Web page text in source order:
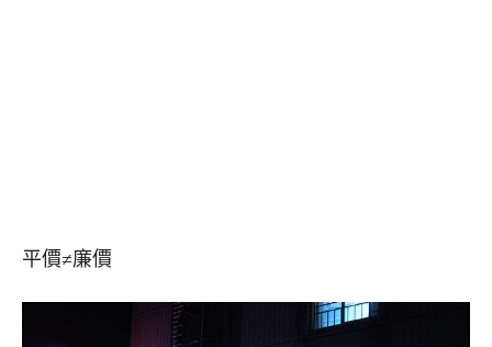
平價≠廉價